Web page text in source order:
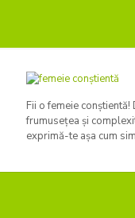
Fii o femeie
frumusețea și
exprimă-te așa cum